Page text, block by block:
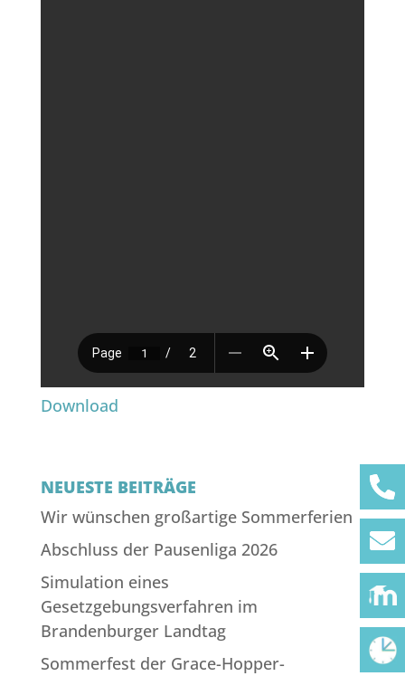
Download
NEUESTE BEITRÄGE
Wir wünschen großartige Sommerferien
Abschluss der Pausenliga 2026
Simulation eines
Gesetzgebungsverfahren im
Brandenburger Landtag
Sommerfest der Grace-Hopper-